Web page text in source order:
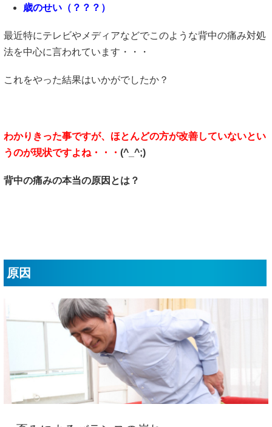
歳のせい（？？？）
最近特にテレビやメディアなどでこのような背中の痛み対処
法を中心に言われています・・・
これをやった結果はいかがでしたか？
わかりきった事ですが、ほとんどの方が改善していないとい
うのが現状ですよね・・・ (^_^;)
背中の痛みの本当の原因とは？
原因